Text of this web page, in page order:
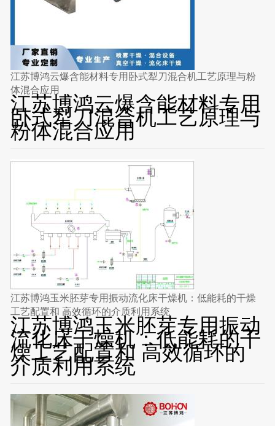
江苏博鸿云爆含能材料专用卧式犁刀混合机工艺原理与粉
体混合应用
江苏博鸿云爆含能材料专用
卧式犁刀混合机工艺原理与
粉体混合应用
江苏博鸿玉米胚芽专用振动流化床干燥机：低能耗的干燥
工艺配置和 高效循环的介质利用系统
江苏博鸿玉米胚芽专用振动
流化床干燥机：低能耗的干
燥工艺配置和 高效循环的
介质利用系统